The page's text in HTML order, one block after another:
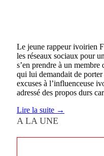
Le jeune rappeur ivoirien
les réseaux sociaux pour
s’en prendre à un membre
qui lui demandait de porter
excuses à l’influenceuse
adressé des propos durs
Lire la suite →
A LA UNE